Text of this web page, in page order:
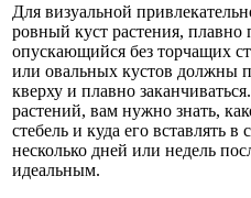
Для визуальной
ровный куст растения,
опускающийся без торчащих
или овальных кустов должны
кверху и плавно
растений, вам нужно знать,
стебель и куда его вставлять в
несколько дней или недель
идеальным.